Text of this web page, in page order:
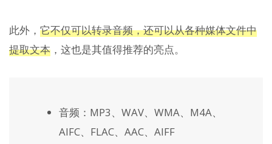
此外， 它不仅可以转录音频，还可以从各种媒体文件中
提取文本 ，这也是其值得推荐的亮点。
音频：MP3、WAV、WMA、M4A、
AIFC、FLAC、AAC、AIFF